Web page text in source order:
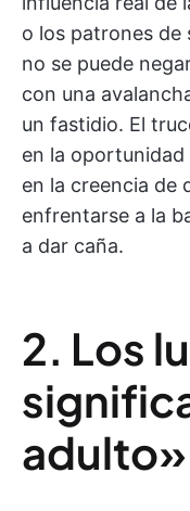
o los patrones de
no se puede
con una
un fastidio. El
en la oportunidad
en la creencia de
enfrentarse a la
a dar caña.
2. Los